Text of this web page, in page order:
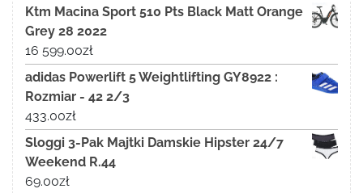
Ktm Macina Sport 510 Pts Black Matt Orange
Grey 28 2022
16 599.00zł
adidas Powerlift 5 Weightlifting GY8922 :
Rozmiar - 42 2/3
433.00zł
Sloggi 3-Pak Majtki Damskie Hipster 24/7
Weekend R.44
69.00zł